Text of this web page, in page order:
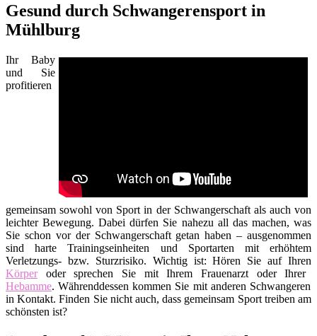
Gesund durch Schwangerensport in
Mühlburg
Ihr Baby
und Sie
profitieren
gemeinsam sowohl von Sport in der Schwangerschaft als auch von
leichter Bewegung. Dabei dürfen Sie nahezu all das machen, was
Sie schon vor der Schwangerschaft getan haben – ausgenommen
sind harte Trainingseinheiten und Sportarten mit erhöhtem
Verletzungs- bzw. Sturzrisiko. Wichtig ist: Hören Sie auf Ihren
Körperoder sprechen Sie mit Ihrem Frauenarzt oder Ihrer
Hebamme. Währenddessen kommen Sie mit anderen Schwangeren
in Kontakt. Finden Sie nicht auch, dass gemeinsam Sport treiben am
schönsten ist?